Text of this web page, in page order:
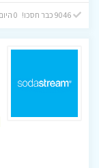
9046 כבר חסכו! 0 היום